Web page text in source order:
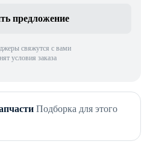
предложение
свяжутся с вами
условия заказа
Подборка для этого